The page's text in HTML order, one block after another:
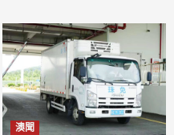
澳聞